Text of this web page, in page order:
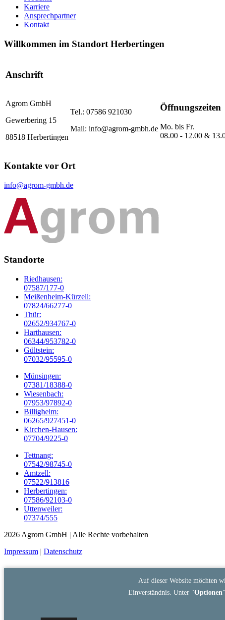
Karriere
Ansprechpartner
Kontakt
Willkommen im Standort Herbertingen
Anschrift
Agrom GmbH
Gewerbering 15
88518 Herbertingen
Tel.: 07586 921030
Mail: info@agrom-gmbh.de
Öffnungszeiten
Mo. bis Fr.
08.00 - 12.00 &
Kontakte vor Ort
info@agrom-gmbh.de
Standorte
Riedhausen:
07587/177-0
Meißenheim-Kürzell:
07824/66277-0
Thür:
02652/934767-0
Harthausen:
06344/953782-0
Gültstein:
07032/95595-0
Münsingen:
07381/18388-0
Wiesenbach:
07953/97892-0
Billigheim:
06265/927451-0
Kirchen-Hausen:
07704/9225-0
Tettnang:
07542/98745-0
Amtzell:
07522/913816
Herbertingen:
07586/92103-0
Uttenweiler:
07374/555
2026 Agrom GmbH | Alle Rechte vorbehalten
Impressum | Datenschutz
Auf dieser Website möchten
Einverständnis. Unter "Optionen